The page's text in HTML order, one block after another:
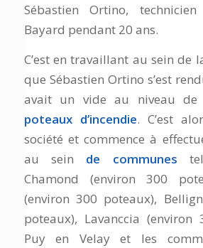
Sébastien Ortino,
Bayard pendant 20 ans.
C’est en travaillant au sein de
que Sébastien Ortino s’est
avait un vide au niveau de
poteaux d’incendie. C’est
société et commence à
au sein de communes
Chamond (environ 300
(environ 300 poteaux),
poteaux), Lavanccia (environ
Puy en Velay et les